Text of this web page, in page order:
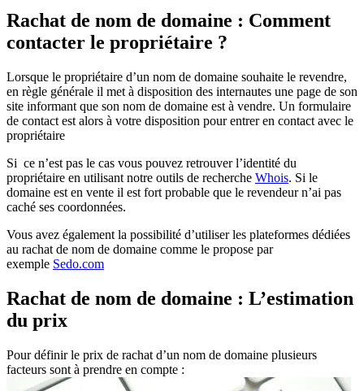
Rachat de nom de domaine : Comment
contacter le propriétaire ?
Lorsque le propriétaire d’un nom de domaine souhaite le revendre,
en règle générale il met à disposition des internautes une page de son
site informant que son nom de domaine est à vendre. Un formulaire
de contact est alors à votre disposition pour entrer en contact avec le
propriétaire
Si ce n’est pas le cas vous pouvez retrouver l’identité du
propriétaire en utilisant notre outils de recherche Whois. Si le
domaine est en vente il est fort probable que le revendeur n’ai pas
caché ses coordonnées.
Vous avez également la possibilité d’utiliser les plateformes dédiées
au rachat de nom de domaine comme le propose par
exemple Sedo.com
Rachat de nom de domaine : L’estimation
du prix
Pour définir le prix de rachat d’un nom de domaine plusieurs
facteurs sont à prendre en compte :